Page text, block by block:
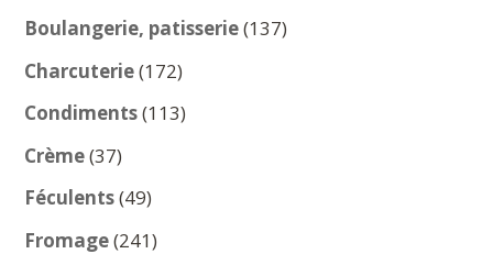
produits
Boulangerie, patisserie 137137
Charcuterie 172172
produits
Condiments 113113
Crème 3737
produits
Féculents 4949
produits
Fromage 241241